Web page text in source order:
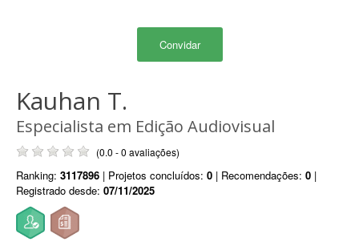
Convidar
Kauhan T.
Especialista em Edição Audiovisual
(0.0 - 0 avaliações)
Ranking: 3117896 | Projetos concluídos: 0 | Recomendações: 0 |
Registrado desde: 07/11/2025